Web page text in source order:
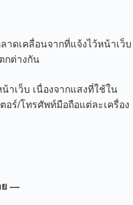
าดเคลื่อนจากที่แจ้งไว้หน้าเว็บ
กต่างกัน
าเว็บ เนื่องจากแสงที่ใช้ใน
อร์/โทรศัพท์มือถือแต่ละเครื่อง
ย —